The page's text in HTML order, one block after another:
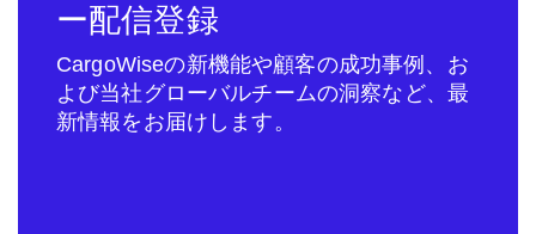
ー配信登録
CargoWiseの新機能や顧客の成功事例、お
よび当社グローバルチームの洞察など、最
新情報をお届けします。